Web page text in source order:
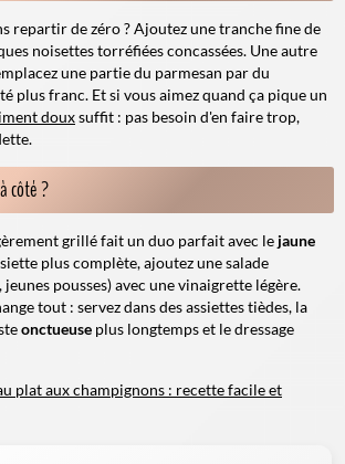
repartir de zéro ? Ajoutez une tranche fine de
noisettes torréfiées concassées. Une autre
une partie du parmesan par du
plus franc. Et si vous aimez quand ça pique un
douxsuffit : pas besoin d'en faire trop,
côté ?
grillé fait un duo parfait avec le jaune
plus complète, ajoutez une salade
pousses) avec une vinaigrette légère.
tout : servez dans des assiettes tièdes, la
onctueuse plus longtemps et le dressage
plat aux champignons : recette facile et